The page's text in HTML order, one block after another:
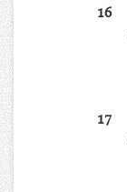
16
17